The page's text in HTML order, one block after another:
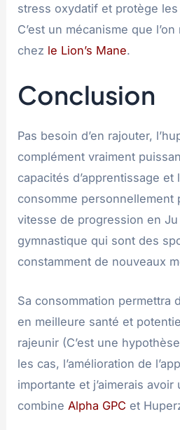
stress oxydatif et protège
C’est un mécanisme que
chez le Lion’s Mane.
Conclusion
Pas besoin d’en rajouter,
complément vraiment
capacités d’apprentissage et
consomme personnellement
vitesse de progression en
gymnastique qui sont des
constamment de nouveaux
Sa consommation permettra
en meilleure santé et
rajeunir (C’est une
les cas, l’amélioration de
importante et j’aimerais
combineAlpha GPC et